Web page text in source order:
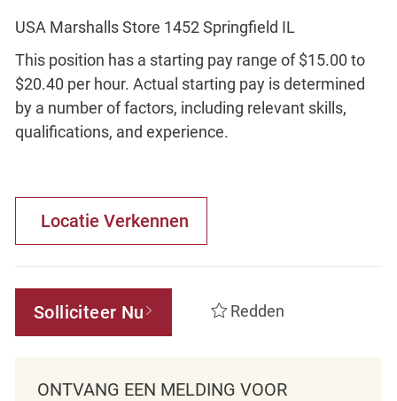
USA Marshalls Store 1452 Springfield IL
This position has a starting pay range of $15.00 to
$20.40 per hour. Actual starting pay is determined
by a number of factors, including relevant skills,
qualifications, and experience.
Locatie Verkennen
Solliciteer Nu Redden
ONTVANG EEN MELDING VOOR